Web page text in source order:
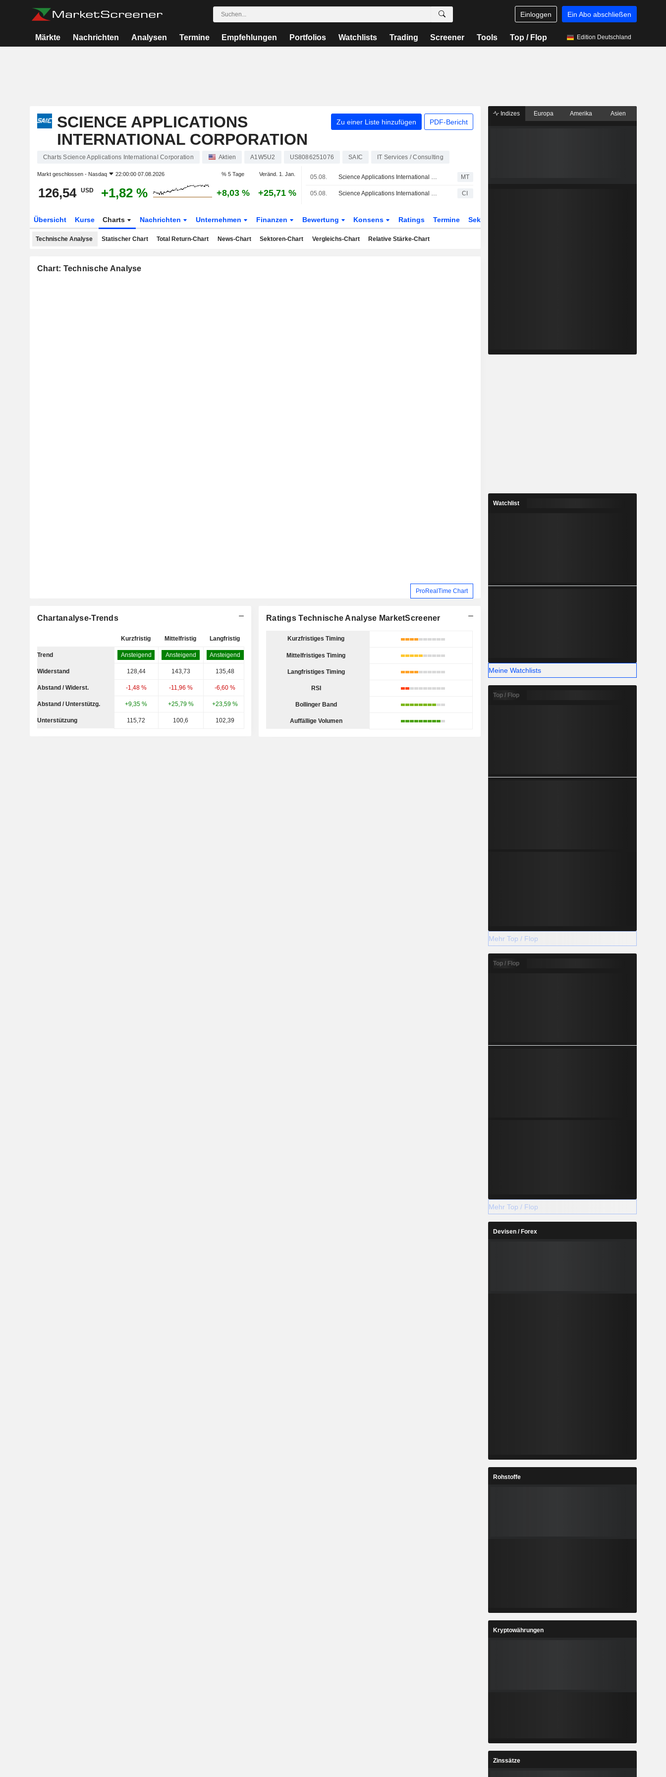
Einloggen Ein Abo abschließen
Märkte Nachrichten Analysen Termine Empfehlungen Portfolios Watchlists Trading Screener Tools Top / Flop Edition Deutschland
SCIENCE APPLICATIONS
INTERNATIONAL CORPORATION
Zu einer Liste hinzufügen PDF-Bericht
Charts Science Applications International Corporation Aktien A1W5U2 US8086251076 SAIC IT Services / Consulting
Markt geschlossen - Nasdaq 22:00:00 07.08.2026 % 5 Tage Veränd. 1. Jan.
126,54 USD +1,82 % +8,03 % +25,71 %
05.08. Science Applications International gewinnt Wiederholungsauftrag über 400 Mio. USD von US-Geheimdienst MT
05.08. Science Applications International Corporation gewinnt Wiedervergabevertrag über 400 Mio. USD mit US-Geheimdienstbehörde CI
Übersicht Kurse Charts Nachrichten Unternehmen Finanzen Bewertung Konsens Ratings Termine Sektor
Technische Analyse Statischer Chart Total Return-Chart News-Chart Sektoren-Chart Vergleichs-Chart Relative Stärke-Chart
Chart: Technische Analyse
ProRealTime Chart
Chartanalyse-Trends
Kurzfristig Mittelfristig Langfristig
Trend Ansteigend Ansteigend Ansteigend
Widerstand 128,44 143,73 135,48
Abstand / Widerst. -1,48 % -11,96 % -6,60 %
Abstand / Unterstützg. +9,35 % +25,79 % +23,59 %
Unterstützung 115,72 100,6 102,39
Ratings Technische Analyse MarketScreener
Kurzfristiges Timing
Mittelfristiges Timing
Langfristiges Timing
RSI
Bollinger Band
Auffällige Volumen
Indizes Europa Amerika Asien
Watchlist
Meine Watchlists
Top / Flop
Mehr Top / Flop
Top / Flop
Mehr Top / Flop
Devisen / Forex
Rohstoffe
Kryptowährungen
Zinssätze